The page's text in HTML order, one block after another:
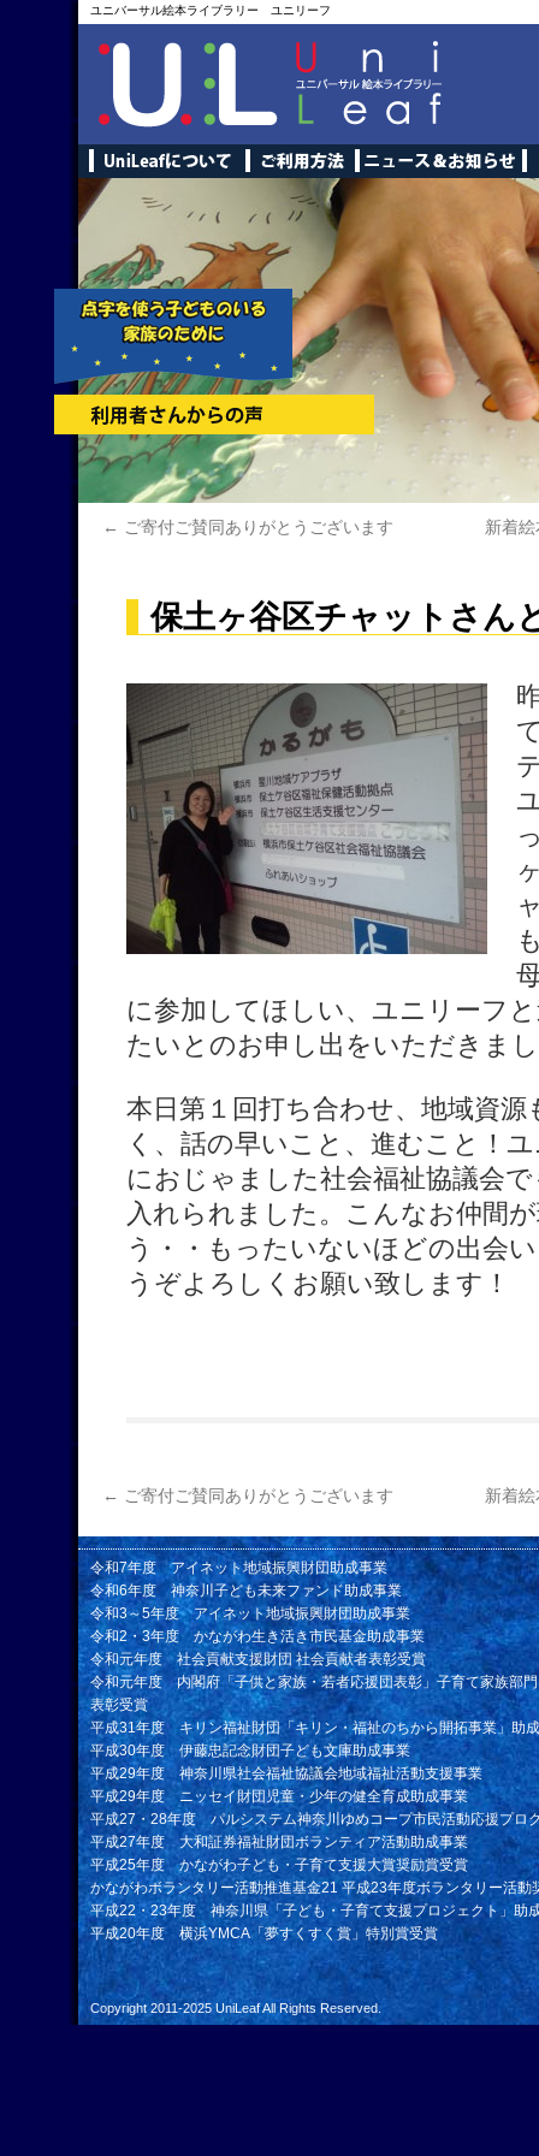
ユニバーサル絵本ライブラリー ユニリーフ
← ご寄付ご賛同ありがとうございます 新着
保土ヶ谷区チャットさん
に参加してほしい、ユニリーフ
たいとのお申し出をいただきま
本日第１回打ち合わせ、地域資
く、話の早いこと、進むこと！
におじゃました社会福祉協議会
入れられました。こんなお仲間
う・・もったいないほどの出会
うぞよろしくお願い致します！
← ご寄付ご賛同ありがとうございます 新着
令和7年度 アイネット地域振興財団助成事業
令和6年度 神奈川子ども未来ファンド助成事業
令和3～5年度 アイネット地域振興財団助成事業
令和2・3年度 かながわ生き活き市民基金助成事業
令和元年度 社会貢献支援財団 社会貢献者表彰受賞
令和元年度 内閣府「子供と家族・若者応援団表彰」子育て家族部
表彰受賞
平成31年度 キリン福祉財団「キリン・福祉のちから開拓事業」助
平成30年度 伊藤忠記念財団子ども文庫助成事業
平成29年度 神奈川県社会福祉協議会地域福祉活動支援事業
平成29年度 ニッセイ財団児童・少年の健全育成助成事業
平成27・28年度 パルシステム神奈川ゆめコープ市民活動応援プロ
平成27年度 大和証券福祉財団ボランティア活動助成事業
平成25年度 かながわ子ども・子育て支援大賞奨励賞受賞
かながわボランタリー活動推進基金21 平成23年度ボランタリー活動
平成22・23年度 神奈川県「子ども・子育て支援プロジェクト」助
平成20年度 横浜YMCA「夢すくすく賞」特別賞受賞
Copyright 2011-2025 UniLeafAll Rights Reserved.